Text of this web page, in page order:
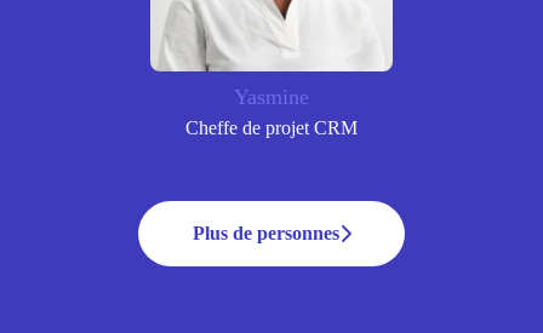
Yasmine
Cheffe de projet CRM
Plus de personnes